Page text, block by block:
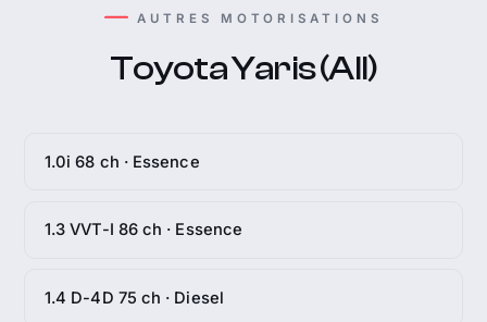
AUTRES MOTORISATIONS
Toyota Yaris (All)
1.0i 68 ch · Essence
1.3 VVT-I 86 ch · Essence
1.4 D-4D 75 ch · Diesel